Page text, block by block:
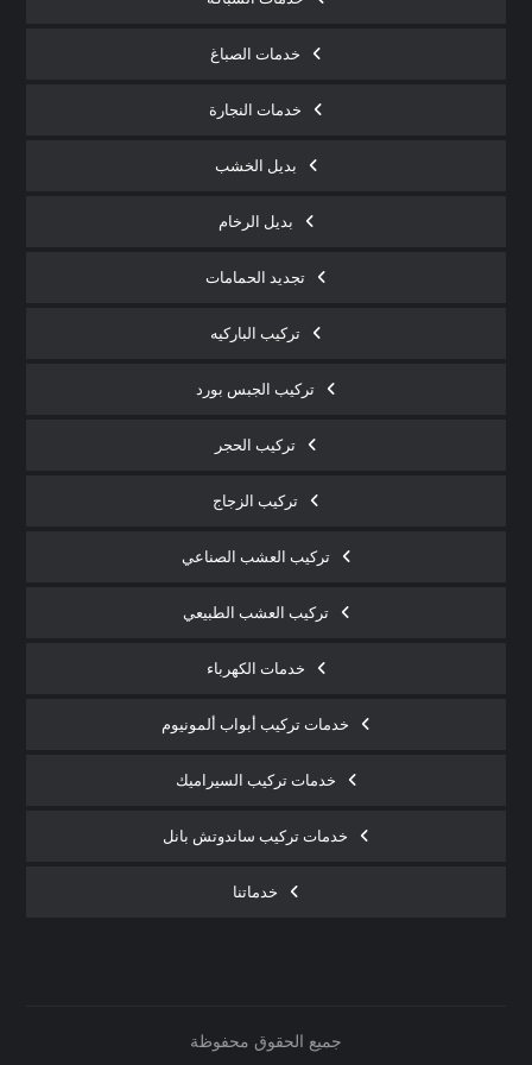
خدمات الصباغ
خدمات النجارة
بديل الخشب
بديل الرخام
تجديد الحمامات
تركيب الباركيه
تركيب الجبس بورد
تركيب الحجر
تركيب الزجاج
تركيب العشب الصناعي
تركيب العشب الطبيعي
خدمات الكهرباء
خدمات تركيب أبواب ألمونيوم
خدمات تركيب السيراميك
خدمات تركيب ساندوتش بانل
خدماتنا
جميع الحقوق محفوظة